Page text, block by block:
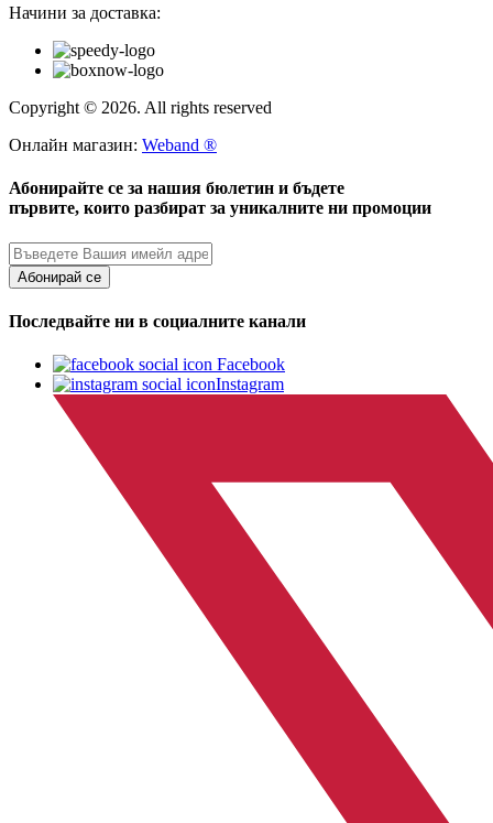
Начини за доставка:
Copyright © 2026. All rights reserved
Онлайн магазин: Weband ®
Абонирайте се за нашия бюлетин и бъдете
първите, които разбират за уникалните ни промоции
Абонирай се
Последвайте ни в социалните канали
Facebook
Instagram